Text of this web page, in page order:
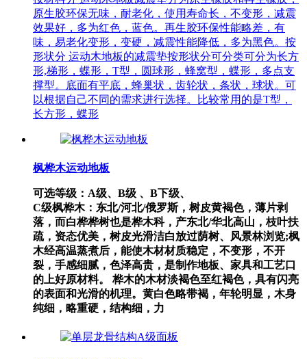
原生胶环保无味，耐老化，使用寿命长，不变形，减震
效果好，多为红色，蓝色。再生胶环保性能略差，有
味，易老化变形，变硬，减震性能降低，多为黑色。按
形状分 运动木地板的减震垫按形状分可分类可分为长方
形,梯形，蝶形，T型，圆球形，蜂窝型，蝶形，多点支
撑型。底面有平底，蜂巢状，齿轮状，条状，球状。可
以根据自己不同的需求进行选择。比较常用的是T型，
长方形，蝶形
枫桦木运动地板
可选等级：A级、B级 、B下级、
C级枫桦木：东北/河北/俄罗斯，树皮黄褐色，薄片剥
落，而白桦桦树也是桦木科，产东北/华北高山，枝叶扶
疏，资态优美，树皮光滑洁白放过荫树、风景林浏览;枫
木经高温蒸煮后，能使木材材质稳定，不变形，不开
裂，手感细腻，色泽高贵，是制作地板、家具和工艺口
的上好原材料。 桦木的木材淡褐色至红褐色，具有闪亮
的表面和光滑的机理。黄白色略带褐，年轮明显，木身
纯细，略重硬，结构细，力